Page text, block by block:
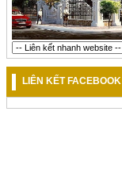
LIÊN KẾT FACEBOOK